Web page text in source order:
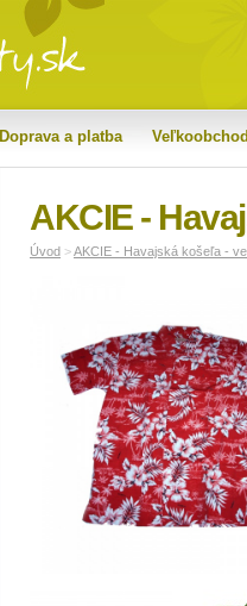
Doprava a platba Veľkoobchod
AKCIE -
Úvod >AKCIE - Havajská košeľa -